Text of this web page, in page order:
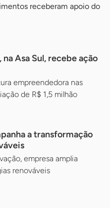
receberam apoio do
Asa Sul, recebe ação
empreendedora nas
de R$ 1,5 milhão
a transformação
empresa amplia
renováveis